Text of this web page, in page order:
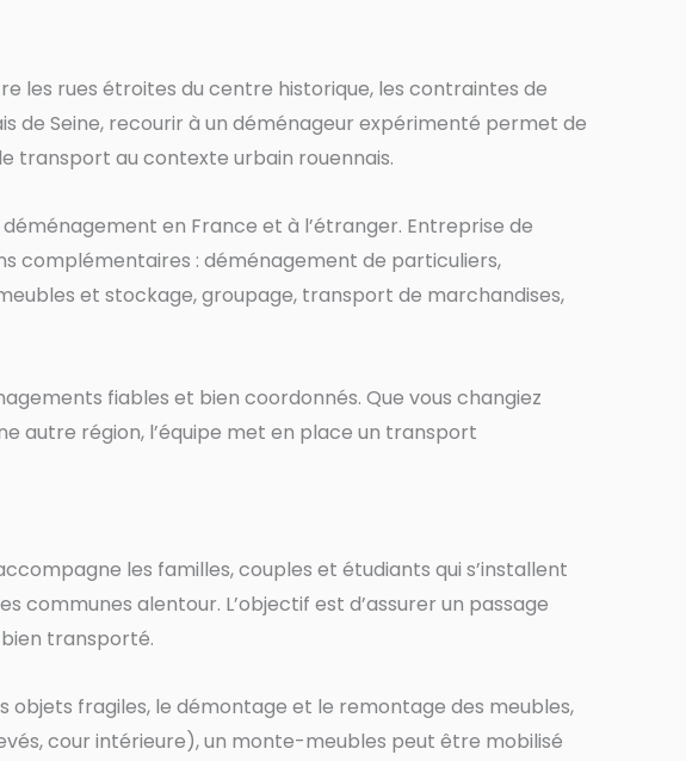
les rues étroites du centre historique, les contraintes de
de Seine, recourir à un déménageur expérimenté permet de
transport au contexte urbain rouennais.
en France et à l’étranger. Entreprise de
complémentaires : déménagement de particuliers,
et stockage, groupage, transport de marchandises,
fiables et bien coordonnés. Que vous changiez
autre région, l’équipe met en place un transport
les familles, couples et étudiants qui s’installent
communes alentour. L’objectif est d’assurer un passage
transporté.
fragiles, le démontage et le remontage des meubles,
cour intérieure), un monte-meubles peut être mobilisé